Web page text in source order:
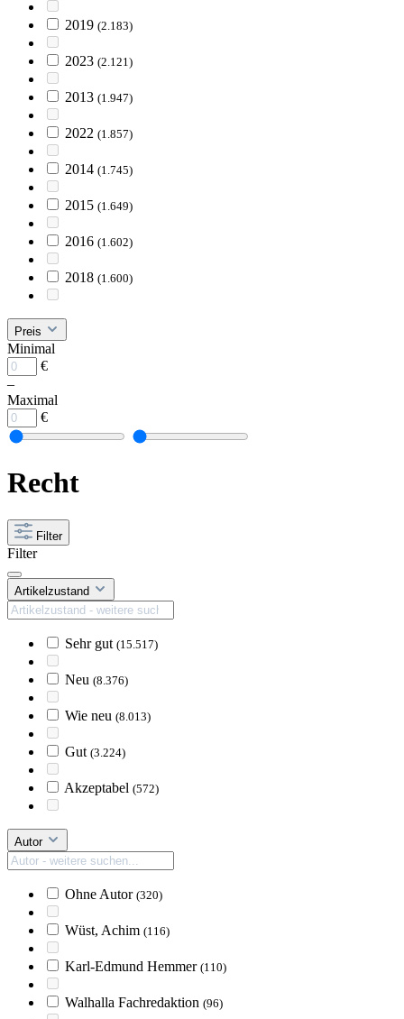
2019 (2.183)
2023 (2.121)
2013 (1.947)
2022 (1.857)
2014 (1.745)
2015 (1.649)
2016 (1.602)
2018 (1.600)
Preis
Minimal
€
–
Maximal
€
Recht
Filter
Filter
Artikelzustand
Sehr gut (15.517)
Neu (8.376)
Wie neu (8.013)
Gut (3.224)
Akzeptabel (572)
Autor
Ohne Autor (320)
Wüst, Achim (116)
Karl-Edmund Hemmer (110)
Walhalla Fachredaktion (96)